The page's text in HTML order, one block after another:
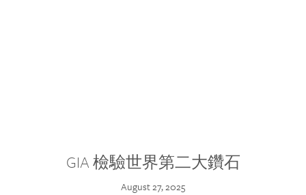
GIA 檢驗世界第二大鑽石
August 27, 2025